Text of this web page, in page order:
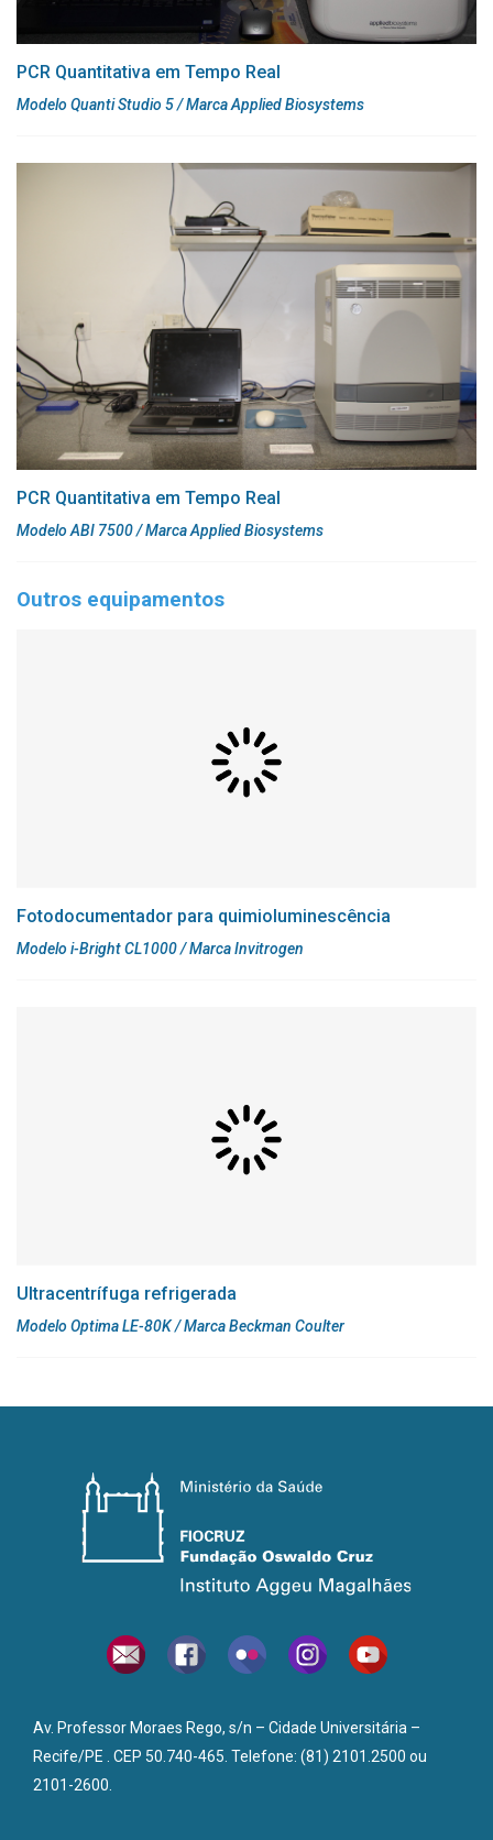
PCR Quantitativa em Tempo Real
Modelo Quanti Studio 5 / Marca Applied Biosystems
PCR Quantitativa em Tempo Real
Modelo ABI 7500 / Marca Applied Biosystems
Outros equipamentos
Fotodocumentador para quimioluminescência
Modelo i-Bright CL1000 / Marca Invitrogen
Ultracentrífuga refrigerada
Modelo Optima LE-80K / Marca Beckman Coulter
Av. Professor Moraes Rego, s/n – Cidade Universitária –
Recife/PE . CEP 50.740-465. Telefone: (81) 2101.2500 ou
2101-2600.